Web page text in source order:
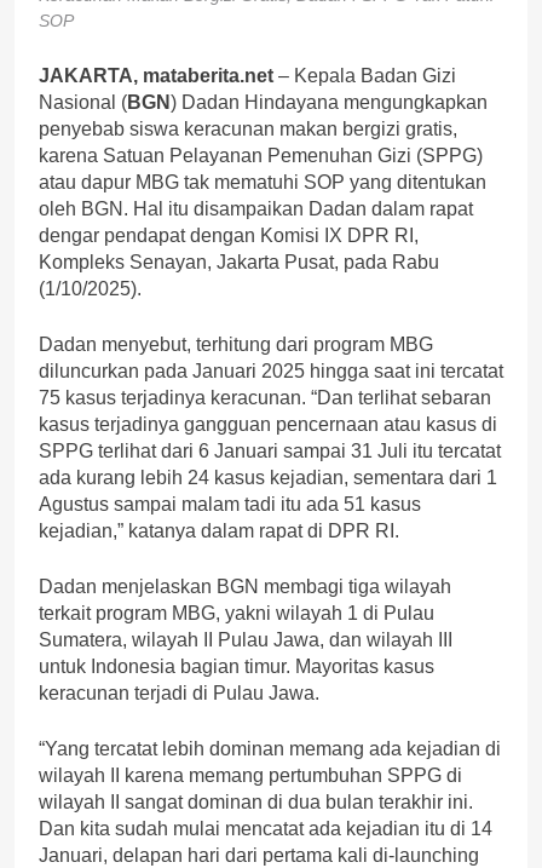
SOP
JAKARTA, mataberita.net – Kepala Badan Gizi
Nasional (BGN) Dadan Hindayana mengungkapkan
penyebab siswa keracunan makan bergizi gratis,
karena Satuan Pelayanan Pemenuhan Gizi (SPPG)
atau dapur MBG tak mematuhi SOP yang ditentukan
oleh BGN. Hal itu disampaikan Dadan dalam rapat
dengar pendapat dengan Komisi IX DPR RI,
Kompleks Senayan, Jakarta Pusat, pada Rabu
(1/10/2025).
Dadan menyebut, terhitung dari program MBG
diluncurkan pada Januari 2025 hingga saat ini tercatat
75 kasus terjadinya keracunan. “Dan terlihat sebaran
kasus terjadinya gangguan pencernaan atau kasus di
SPPG terlihat dari 6 Januari sampai 31 Juli itu tercatat
ada kurang lebih 24 kasus kejadian, sementara dari 1
Agustus sampai malam tadi itu ada 51 kasus
kejadian,” katanya dalam rapat di DPR RI.
Dadan menjelaskan BGN membagi tiga wilayah
terkait program MBG, yakni wilayah 1 di Pulau
Sumatera, wilayah II Pulau Jawa, dan wilayah III
untuk Indonesia bagian timur. Mayoritas kasus
keracunan terjadi di Pulau Jawa.
“Yang tercatat lebih dominan memang ada kejadian di
wilayah II karena memang pertumbuhan SPPG di
wilayah II sangat dominan di dua bulan terakhir ini.
Dan kita sudah mulai mencatat ada kejadian itu di 14
Januari, delapan hari dari pertama kali di-launching